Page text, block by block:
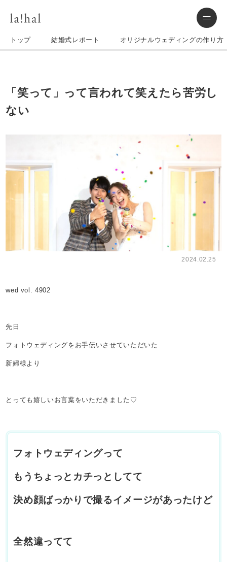
トップ 結婚式レポート オリジナルウェディングの作り方
「笑って」って言われて笑えたら苦労し
ない
2024.02.25
wed vol. 4902
先日
フォトウェディングをお手伝いさせていただいた
新婦様より
とっても嬉しいお言葉をいただきました♡
フォトウェディングって
もうちょっとカチっとしてて
決め顔ばっかりで撮るイメージがあったけど
全然違ってて